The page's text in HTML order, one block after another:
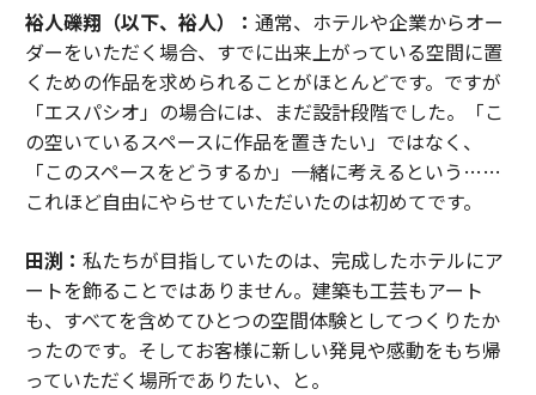
裕人礫翔（以下、裕人）： 通常、ホテルや企業からオー
ダーをいただく場合、すでに出来上がっている空間に置
くための作品を求められることがほとんどです。ですが
「エスパシオ」の場合には、まだ設計段階でした。「こ
の空いているスペースに作品を置きたい」ではなく、
「このスペースをどうするか」一緒に考えるという……
これほど自由にやらせていただいたのは初めてです。
田渕： 私たちが目指していたのは、完成したホテルにア
ートを飾ることではありません。建築も工芸もアート
も、すべてを含めてひとつの空間体験としてつくりたか
ったのです。そしてお客様に新しい発見や感動をもち帰
っていただく場所でありたい、と。